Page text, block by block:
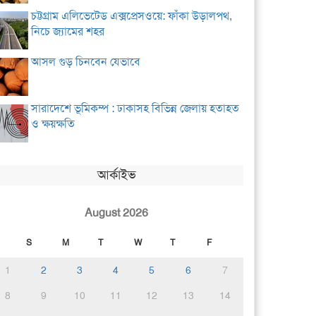
চট্টগ্রাম এলিভেটেড এক্সপ্রেসওয়ে: ফাঁকা উড়ালপথ,
নিচে জ্যামের শহর
আসল গুড় চিনবেন যেভাবে
সারাদেশে ভূমিকম্প : ঢাকাসহ বিভিন্ন জেলায় হতাহত
ও ক্ষয়ক্ষতি
আর্কাইভ
August 2026
S M T W T F
1 2 3 4 5 6
7
8
9 10 11 12 13
14